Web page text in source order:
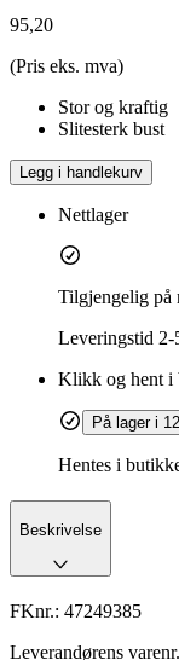
95,20
(Pris eks. mva)
Stor og kraftig
Slitesterk bust
Legg i handlekurv
Nettlager
Tilgjengelig på
Leveringstid 2-
Klikk og hent i
På lager i
Hentes i
Beskrivelse
FKnr.: 47249385
Leverandørens